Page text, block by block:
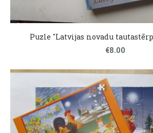
Puzle "Latvijas novadu
€8.00